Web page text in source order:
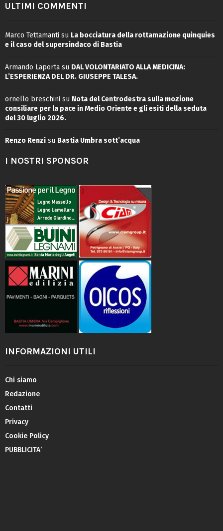
ULTIMI COMMENTI
Marco Tettamanti su La bocciatura della rottamazione quinquies
e il caso del supersindaco di Bastia
Armando Laporta su DAL VOLONTARIATO ALLA MEDICINA:
L’ESPERIENZA DEL DR. GIUSEPPE TALESA.
ornello breschini su Nota del Centrodestra sulla mozione
consiliare per la pace in Medio Oriente e gli esiti della seduta
del 30 luglio 2026.
Renzo Renzi su Bastia Umbra sott’acqua
I NOSTRI SPONSOR
INFORMAZIONI UTILI
Chi siamo
Redazione
Contatti
Privacy
Cookie Policy
PUBBLICITA’